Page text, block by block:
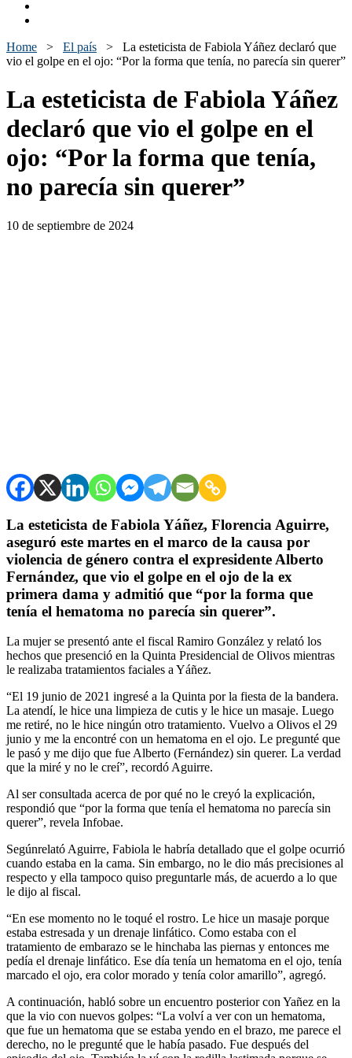
Home > El país > La esteticista de Fabiola Yáñez declaró que
vio el golpe en el ojo: “Por la forma que tenía, no parecía sin querer”
La esteticista de Fabiola Yáñez
declaró que vio el golpe en el
ojo: “Por la forma que tenía,
no parecía sin querer”
10 de septiembre de 2024
La esteticista de Fabiola Yáñez, Florencia Aguirre,
aseguró este martes en el marco de la causa por
violencia de género contra el expresidente Alberto
Fernández, que vio el golpe en el ojo de la ex
primera dama y admitió que “por la forma que
tenía el hematoma no parecía sin querer”.
La mujer se presentó ante el fiscal Ramiro González y relató los
hechos que presenció en la Quinta Presidencial de Olivos mientras
le realizaba tratamientos faciales a Yáñez.
“El 19 junio de 2021 ingresé a la Quinta por la fiesta de la bandera.
La atendí, le hice una limpieza de cutis y le hice un masaje. Luego
me retiré, no le hice ningún otro tratamiento. Vuelvo a Olivos el 29
junio y me la encontré con un hematoma en el ojo. Le pregunté que
le pasó y me dijo que fue Alberto (Fernández) sin querer. La verdad
que la miré y no le creí”, recordó Aguirre.
Al ser consultada acerca de por qué no le creyó la explicación,
respondió que “por la forma que tenía el hematoma no parecía sin
querer”, revela Infobae.
Segúnrelató Aguirre, Fabiola le habría detallado que el golpe ocurrió
cuando estaba en la cama. Sin embargo, no le dio más precisiones al
respecto y ella tampoco quiso preguntarle más, de acuerdo a lo que
le dijo al fiscal.
“En ese momento no le toqué el rostro. Le hice un masaje porque
estaba estresada y un drenaje linfático. Como estaba con el
tratamiento de embarazo se le hinchaba las piernas y entonces me
pedía el drenaje linfático. Ese día tenía un hematoma en el ojo, tenía
marcado el ojo, era color morado y tenía color amarillo”, agregó.
A continuación, habló sobre un encuentro posterior con Yañez en la
que la vio con nuevos golpes: “La volví a ver con un hematoma,
que fue un hematoma que se estaba yendo en el brazo, me parece el
derecho, no le pregunté que le había pasado. Fue después del